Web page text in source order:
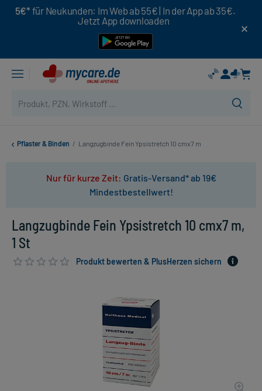
5€* für Neukunden: Im Web ab 55€ | In der App ab 35€.
Jetzt App downloaden
Pflaster & Binden / Langzugbinde Fein Ypsistretch 10 cmx7 m
Nur für kurze Zeit: Gratis-Versand* ab 19€
Mindestbestellwert!
Langzugbinde Fein Ypsistretch 10 cmx7 m,
1 St
Produkt bewerten & PlusHerzen sichern